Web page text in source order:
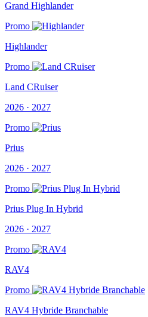
Grand Highlander
Promo
Highlander
Promo
Land CRuiser
2026 · 2027
Promo
Prius
2026 · 2027
Promo
Prius Plug In Hybrid
2026 · 2027
Promo
RAV4
Promo
RAV4 Hybride Branchable